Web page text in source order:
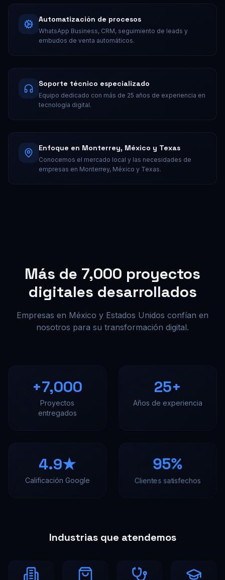
Automatización de procesos
WhatsApp Business, CRM, seguimiento de leads y
embudos de venta automáticos.
Soporte técnico especializado
Equipo dedicado con más de 25 años de experiencia en
tecnología digital.
Enfoque en Monterrey, México y Texas
Conocemos el mercado local y las necesidades de
empresas en Monterrey, México y Texas.
Más de 7,000 proyectos
digitales desarrollados
Empresas en México y Estados Unidos confían en
nosotros para su transformación digital.
+7,000
Proyectos
entregados
25+
Años de experiencia
4.9★
Calificación Google
95%
Clientes satisfechos
Industrias que atendemos